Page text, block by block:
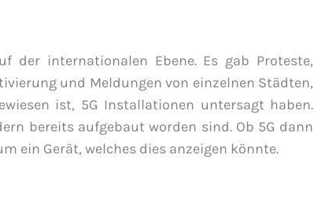
der internationalen Ebene. Es gab Proteste,
und Meldungen von einzelnen Städten,
ist, 5G Installationen untersagt haben.
bereits aufgebaut worden sind. Ob 5G dann
ein Gerät, welches dies anzeigen könnte.